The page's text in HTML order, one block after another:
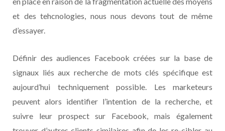
et des tehcnologies, nous nous devons tout de même
d’essayer.
Définir des audiences Facebook créées sur la base de
signaux liés aux recherche de mots clés spécifique est
aujourd’hui techniquement possible. Les marketeurs
peuvent alors identifier l’intention de la recherche, et
suivre leur prospect sur Facebook, mais également